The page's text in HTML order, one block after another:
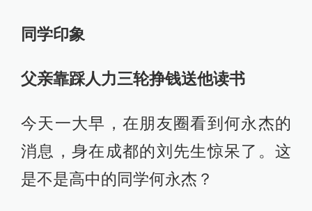
同学印象
父亲靠踩人力三轮挣钱送他读书
今天一大早，在朋友圈看到何永杰的
消息，身在成都的刘先生惊呆了。这
是不是高中的同学何永杰？